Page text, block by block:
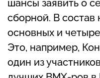
шансы заявить о
сборной. В
основных и
Это, например,
один из